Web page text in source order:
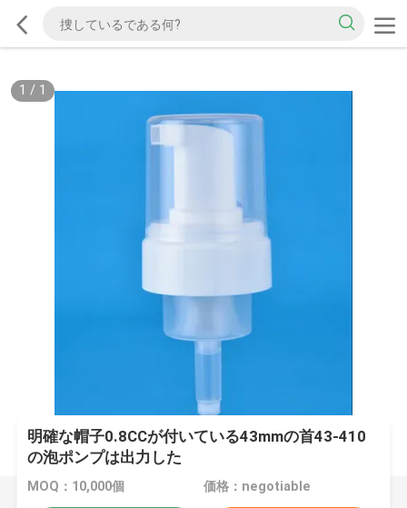
1 / 1
明確な帽子0.8CCが付いている43mmの首43-410
の泡ポンプは出力した
MOQ：10,000個 価格：negotiable